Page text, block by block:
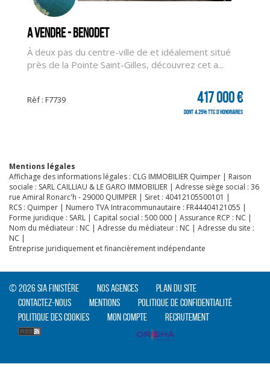
A vendre - BENODET
À deux pas du centre-ville de et idéalement situé
près de la Pointe Saint-Gilles, découvrez cet a...
Rèf : F7739 417 000 €
dont 4.25% TTC d'honoraires
Mentions légales
Affichage des informations légales : CLG IMMOBILIER Quimper | Raison
sociale : SARL CAILLIAU & LE GARO IMMOBILIER | Adresse siège social : 36
rue Amiral Ronarc'h - 29000 QUIMPER | Siret : 40412105500101 |
RCS : Quimper | Numero TVA Intracommunautaire : FR44404121055 |
Forme juridique : SARL | Capital social : 500 000 | Assurance RCP : NC |
Nom du médiateur : NC | Adresse du médiateur : NC | Adresse du site :
NC |
Entreprise juridiquement et financièrement indépendante
© 2026 SIA Finistère Nos agences
Plan du site
Contactez-nous
Mentions
Politique de confidentialité
Politique des cookies
Mon compte Recrutement